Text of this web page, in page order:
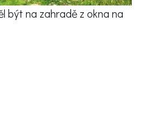
být na zahradě z okna na